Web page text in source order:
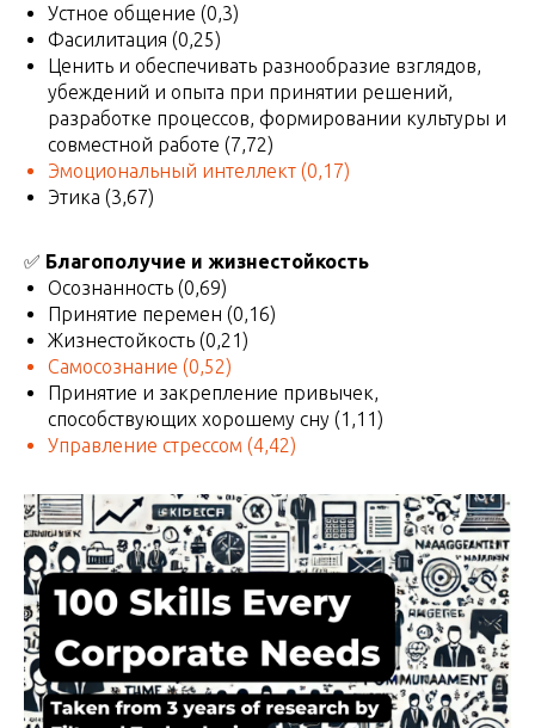
Устное общение (0,3)
Фасилитация (0,25)
Ценить и обеспечивать разнообразие взглядов,
убеждений и опыта при принятии решений,
разработке процессов, формировании культуры и
совместной работе (7,72)
Эмоциональный интеллект (0,17)
Этика (3,67)
✅ Благополучие и жизнестойкость
Осознанность (0,69)
Принятие перемен (0,16)
Жизнестойкость (0,21)
Самосознание (0,52)
Принятие и закрепление привычек,
способствующих хорошему сну (1,11)
Управление стрессом (4,42)